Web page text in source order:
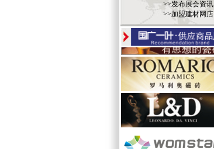
>>发布展会资讯
>>加盟建材网店